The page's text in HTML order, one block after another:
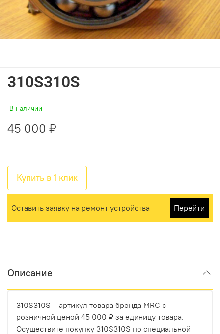
310S310S
В наличии
45 000 ₽
Купить в 1 клик
Оставить заявку на ремонт устройства Перейти
Описание
310S310S – артикул товара бренда MRC с
розничной ценой 45 000 ₽ за единицу товара.
Осуществите покупку 310S310S по специальной